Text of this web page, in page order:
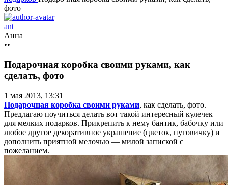
фото
ant
Анна
••
Подарочная коробка своими руками, как
сделать, фото
1 мая 2013, 13:31
Подарочная коробка своими руками, как сделать, фото.
Предлагаю поучиться делать вот такой интересный кулечек
для мелких подарков. Прикрепить к нему бантик, бабочку или
любое другое декоративное украшение (цветок, пуговичку) и
дополнить приятной мелочью — милой запиской с
пожеланием.